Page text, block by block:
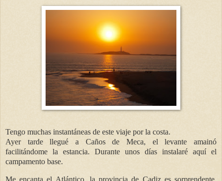
Tengo muchas instantáneas de este viaje por la costa.
Ayer tarde llegué a Caños de Meca, el levante amainó
facilitándome la estancia. Durante unos días instalaré aquíel
campamento base.